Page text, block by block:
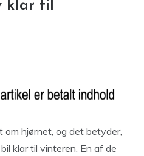
klar til
om hjørnet, og det betyder,
klar til vinteren. En af de